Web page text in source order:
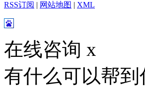
RSS订阅 | 网站地图 | XML
在线咨询 x
有什么可以帮到